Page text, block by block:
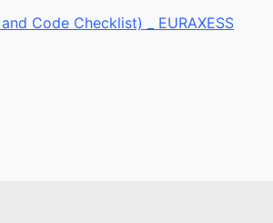
Code Checklist) _ EURAXESS